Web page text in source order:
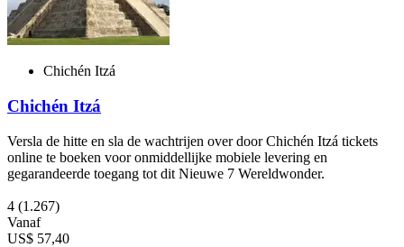
Chichén Itzá
Chichén Itzá
Versla de hitte en sla de wachtrijen over door Chichén Itzá tickets
online te boeken voor onmiddellijke mobiele levering en
gegarandeerde toegang tot dit Nieuwe 7 Wereldwonder.
4 (1.267)
Vanaf
US$ 57,40